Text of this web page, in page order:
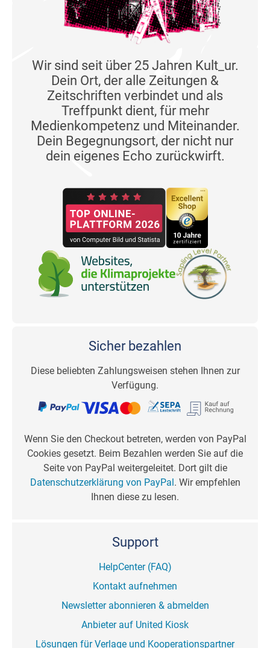
Wir sind seit über 25 Jahren Kult_ur.
Dein Ort, der alle Zeitungen &
Zeitschriften verbindet und als
Treffpunkt dient, für mehr
Medienkompetenz und Miteinander.
Dein Begegnungsort, der nicht nur
dein eigenes Echo zurückwirft.
Sicher bezahlen
Diese beliebten Zahlungsweisen stehen Ihnen zur
Verfügung.
Wenn Sie den Checkout betreten, werden von PayPal
Cookies gesetzt. Beim Bezahlen werden Sie auf die
Seite von PayPal weitergeleitet. Dort gilt die
Datenschutzerklärung von PayPal . Wir empfehlen
Ihnen diese zu lesen.
Support
HelpCenter (FAQ)
Kontakt aufnehmen
Newsletter abonnieren & abmelden
Anbieter auf United Kiosk
Lösungen für Verlage und Kooperationspartner